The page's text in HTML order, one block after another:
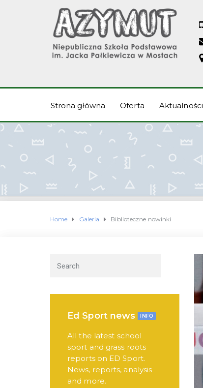
Strona główna Oferta Aktualności
Home Galeria Biblioteczne nowinki
Ed Sport news INFO
All the latest school
sport and grass roots
reports on ED Sport.
News, reports, analysis
and more.